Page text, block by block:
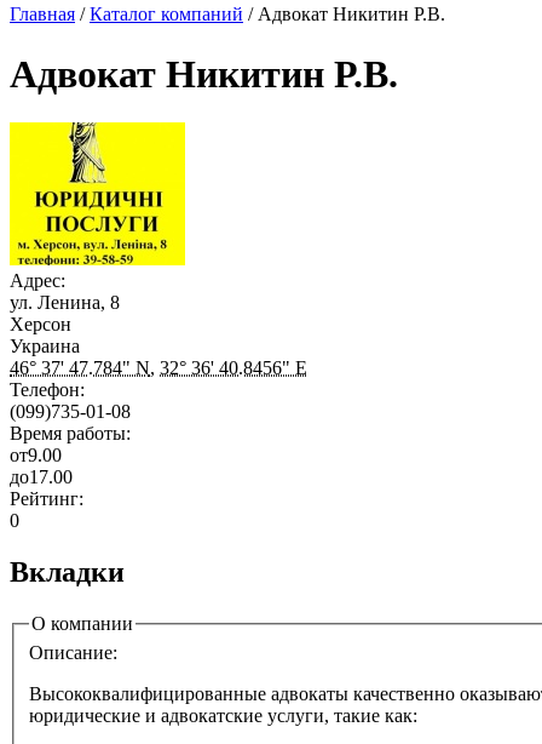
Главная /Каталог компаний / Адвокат Никитин Р.В.
Адвокат Никитин Р.В.
Адрес:
ул. Ленина, 8
Херсон
Украина
46° 37' 47.784" N, 32° 36' 40.8456" E
Телефон:
(099)735-01-08
Время работы:
от9.00
до17.00
Рейтинг:
0
Вкладки
О компании
Описание:
Высококвалифицированные адвокаты качественно
юридические и адвокатские услуги, такие как: